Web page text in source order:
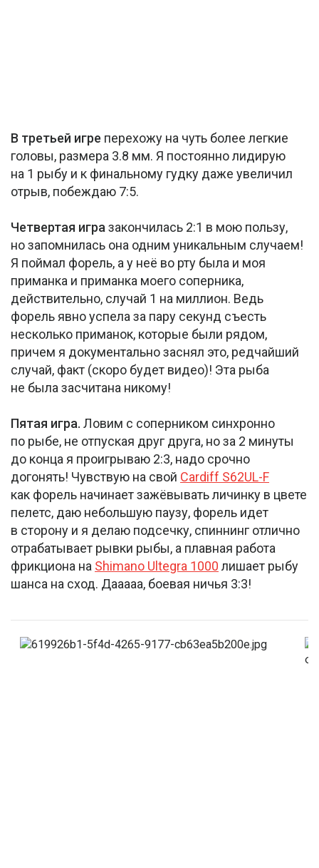
В третьей игре перехожу на чуть более легкие
головы, размера 3.8 мм. Я постоянно лидирую
на 1 рыбу и к финальному гудку даже увеличил
отрыв, побеждаю 7:5.
Четвертая игразакончилась 2:1 в мою пользу,
но запомнилась она одним уникальным случаем!
Я поймал форель, а у неё во рту была и моя
приманка и приманка моего соперника,
действительно, случай 1 на миллион. Ведь
форель явно успела за пару секунд съесть
несколько приманок, которые были рядом,
причем я документально заснял это, редчайший
случай, факт (скоро будет видео)! Эта рыба
не была засчитана никому!
Пятая игра. Ловим с соперником синхронно
по рыбе, не отпуская друг друга, но за 2 минуты
до конца я проигрываю 2:3, надо срочно
догонять! Чувствую на свой Cardiff S62UL-F
как форель начинает зажёвывать личинку в цвете
пелетс, даю небольшую паузу, форель идет
в сторону и я делаю подсечку, спиннинг отлично
отрабатывает рывки рыбы, а плавная работа
фрикциона на Shimano Ultegra 1000лишает рыбу
шанса на сход. Дааааа, боевая ничья 3:3!